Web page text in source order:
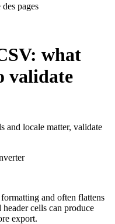
pages
what
validate
and locale matter, validate
and often flattens
header cells can produce
export.